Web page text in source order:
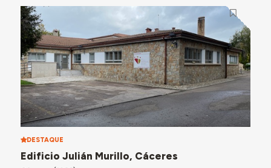
DESTAQUE
Edificio Julián Murillo, Cáceres